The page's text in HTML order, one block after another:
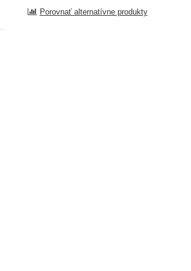
Porovnať alternatívne produkty